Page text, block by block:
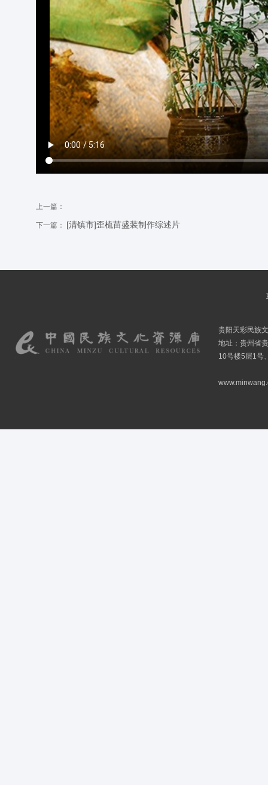
上一篇：
下一篇： [清镇市]歪梳苗盛装制作综述片
贵阳天彩民族
地址：贵州省
10号楼5层1号